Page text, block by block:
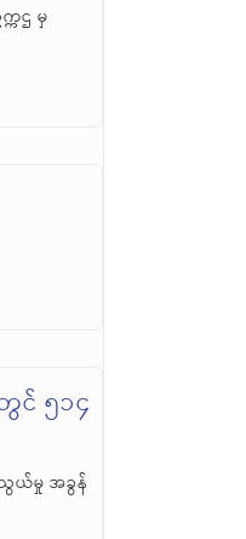
ကဌ မှ
င် ၅၁၄
သွယ်မှု အခွန်